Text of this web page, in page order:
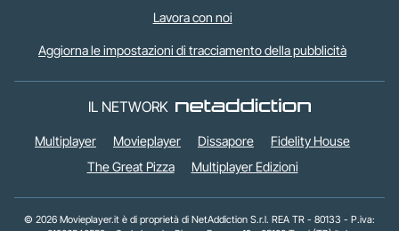
Lavora con noi
Aggiorna le impostazioni di tracciamento della pubblicità
IL NETWORK
Multiplayer Movieplayer Dissapore
Fidelity House
The Great Pizza
Multiplayer Edizioni
© 2026 Movieplayer.it è di proprietà di NetAddiction S.r.l. REA TR - 80133 - P.iva: